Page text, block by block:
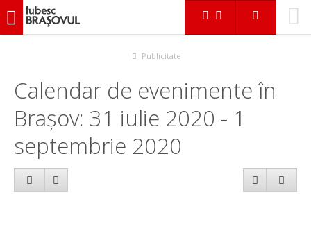
iubescbraşovul.ro
Publicitate
Calendar de evenimente în
Brașov: 31 iulie 2020 - 1
septembrie 2020